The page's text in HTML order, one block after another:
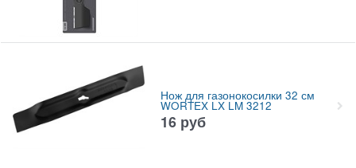
Нож для газонокосилки 32 см
WORTEX LX LM 3212
16 руб